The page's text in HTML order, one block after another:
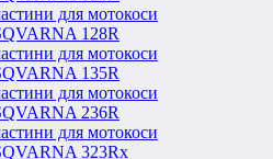
для мотокоси
128R
для мотокоси
135R
для мотокоси
236R
для мотокоси
323Rx